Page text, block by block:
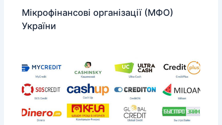
Мікрофінансові організації (МФО)
України